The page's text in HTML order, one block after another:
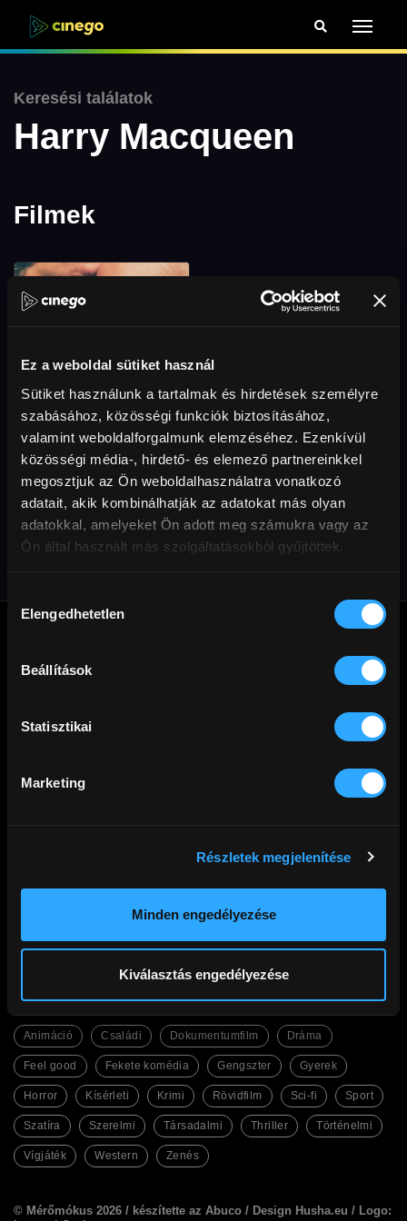
Ez a weboldal sütiket használ
Sütiket használunk a tartalmak és hirdetések személyre
szabásához, közösségi funkciók biztosításához,
valamint weboldalforgalmunk elemzéséhez. Ezenkívül
közösségi média-, hirdető- és elemező partnereinkkel
megosztjuk az Ön weboldalhasználatra vonatkozó
adatait, akik kombinálhatják az adatokat más olyan
adatokkal, amelyeket Ön adott meg számukra vagy az
Ön által használt más szolgáltatásokból gyűjtöttek.
kiválasztása
Elengedhetetlen
Beállítások
Statisztikai
Marketing
Részletek megjelenítése
Minden engedélyezése
Kiválasztás engedélyezése
Keresési találatok
Harry Macqueen
Filmek
Szupernóva
Ajándék előfizetés
Adatkezelési tájékoztató
Általános Szerződési Feltételek
Kapcsolat
Filmek
Legnézettebb
Magyar filmek
Szinkronos filmek
Műfajok
Animáció Családi Dokumentumfilm Dráma
Feel good Fekete komédia Gengszter Gyerek
Horror Kísérleti Krimi Rövidfilm Sci-fi Sport
Szatíra Szerelmi Társadalmi Thriller Történelmi
Vígjáték Western Zenés
© Mérőmókus 2026 / készítette az Abuco / Design Husha.eu / Logo: